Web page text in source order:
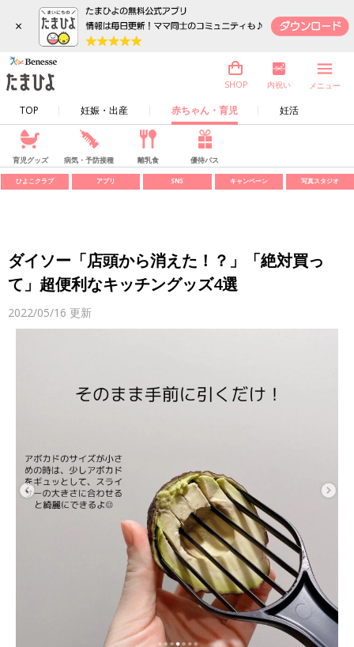
×
TOP 妊娠・出産 赤ちゃん・育児 妊活
SHOP 内祝い メニュー
育児グッズ 病気・予防接種 離乳食 優待パス
ひよこクラブ アプリ SNS キャンペーン 写真スタジオ
ダイソー「店頭から消えた！？」「絶対買っ
て」超便利なキッチングッズ4選
2022/05/16 更新